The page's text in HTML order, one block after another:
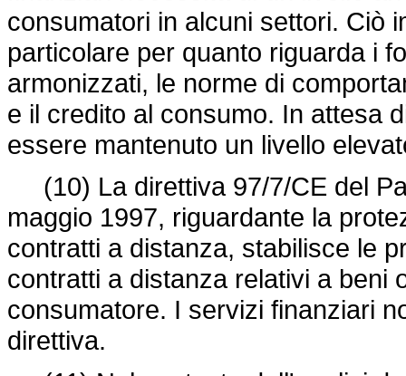
consumatori in alcuni settori. Ciò
particolare per quanto riguarda i
armonizzati, le norme di
e il credito al consumo. In attesa
essere mantenuto un livello
(10) La direttiva 97/7/CE del
maggio 1997, riguardante la
contratti a distanza, stabilisce le
contratti a distanza relativi a beni
consumatore. I servizi finanziari
direttiva.